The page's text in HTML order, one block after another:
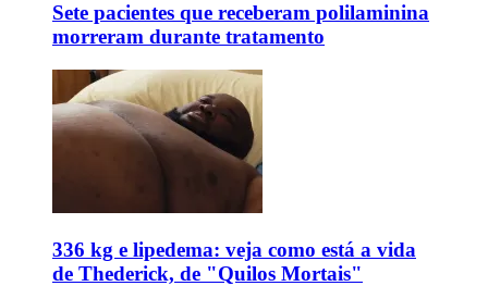
Sete pacientes que receberam polilaminina
morreram durante tratamento
336 kg e lipedema: veja como está a vida
de Thederick, de "Quilos Mortais"